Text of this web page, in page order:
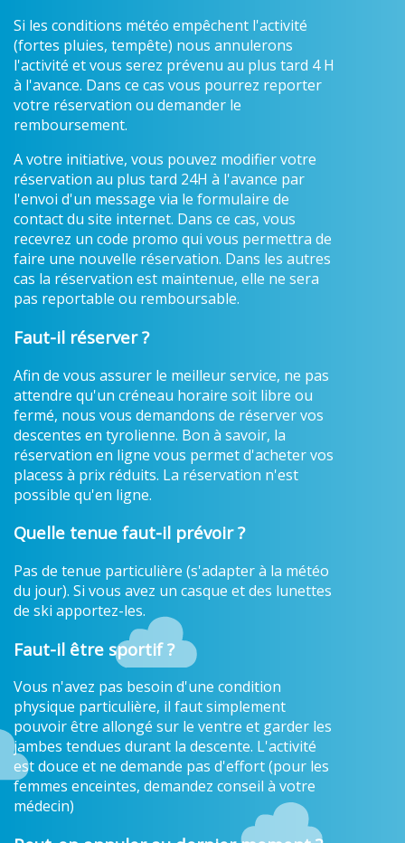
Si les conditions météo empêchent l'activité
(fortes pluies, tempête) nous annulerons
l'activité et vous serez prévenu au plus tard 4 H
à l'avance. Dans ce cas vous pourrez reporter
votre réservation ou demander le
remboursement.
A votre initiative, vous pouvez modifier votre
réservation au plus tard 24H à l'avance par
l'envoi d'un message via le formulaire de
contact du site internet. Dans ce cas, vous
recevrez un code promo qui vous permettra de
faire une nouvelle réservation. Dans les autres
cas la réservation est maintenue, elle ne sera
pas reportable ou remboursable.
Faut-il réserver ?
Afin de vous assurer le meilleur service, ne pas
attendre qu'un créneau horaire soit libre ou
fermé, nous vous demandons de réserver vos
descentes en tyrolienne. Bon à savoir, la
réservation en ligne vous permet d'acheter vos
placess à prix réduits. La réservation n'est
possible qu'en ligne.
Quelle tenue faut-il prévoir ?
Pas de tenue particulière (s'adapter à la météo
du jour). Si vous avez un casque et des lunettes
de ski apportez-les.
Faut-il être sportif ?
Vous n'avez pas besoin d'une condition
physique particulière, il faut simplement
pouvoir être allongé sur le ventre et garder les
jambes tendues durant la descente. L'activité
est douce et ne demande pas d'effort (pour les
femmes enceintes, demandez conseil à votre
médecin)